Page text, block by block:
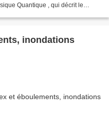
Quantique , qui décrit le
inondations